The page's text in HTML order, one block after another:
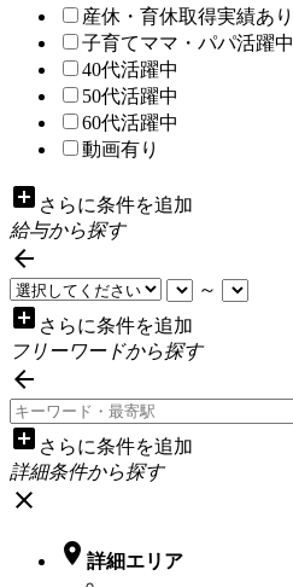
産休・育休取得実績あり
子育てママ・パパ活躍中
40代活躍中
50代活躍中
60代活躍中
動画有り
add_box さらに条件を追加
給与から探す

～
add_box さらに条件を追加
フリーワードから探す

add_box さらに条件を追加
詳細条件から探す
close
 詳細エリア